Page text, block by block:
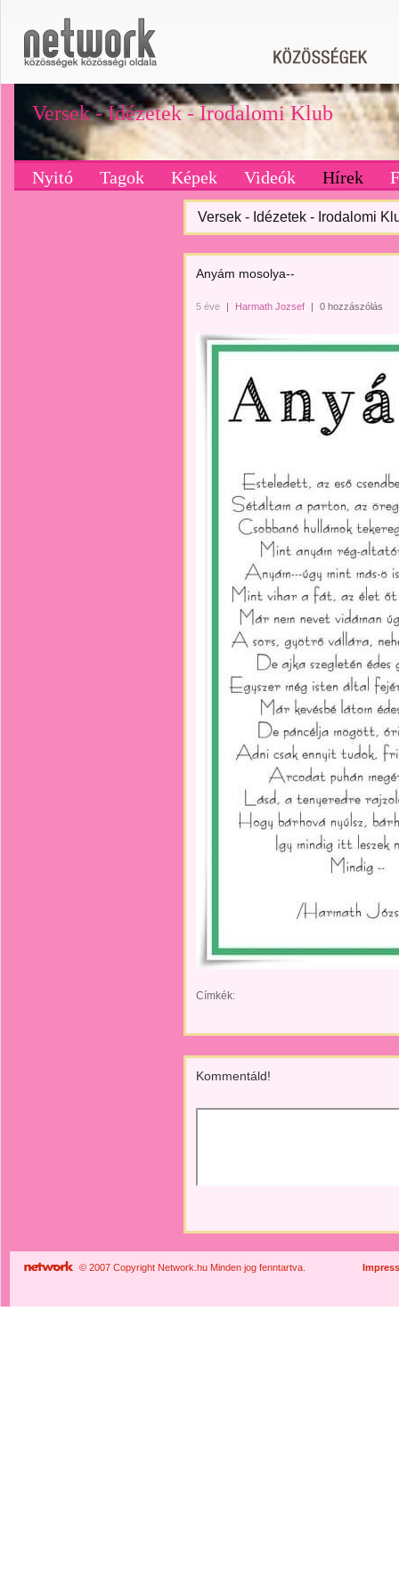
Versek - Idézetek - Irodalomi Klub
Nyitó Tagok Képek Videók Hírek
Versek - Idézetek - Irodalomi
Anyám mosolya--
5 éve | Harmath Jozsef | 0 hozzászólás
Címkék:
Kommentáld!
© 2007 Copyright Network.hu Minden jog fenntartva.